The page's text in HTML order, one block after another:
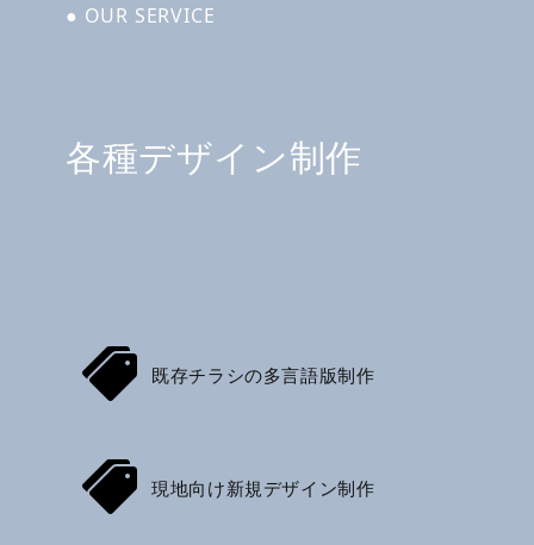
● OUR SERVICE
各種デザイン制作
既存チラシの多言語版制作
現地向け新規デザイン制作